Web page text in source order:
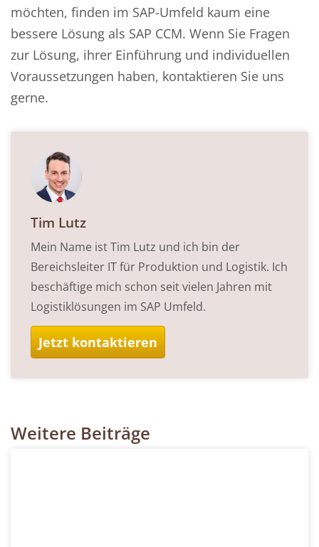
möchten, finden im SAP-Umfeld kaum eine
bessere Lösung als SAP CCM. Wenn Sie Fragen
zur Lösung, ihrer Einführung und individuellen
Voraussetzungen haben, kontaktieren Sie uns
gerne.
Tim Lutz
Mein Name ist Tim Lutz und ich bin der
Bereichsleiter IT für Produktion und Logistik. Ich
beschäftige mich schon seit vielen Jahren mit
Logistiklösungen im SAP Umfeld.
Jetzt kontaktieren
Weitere Beiträge